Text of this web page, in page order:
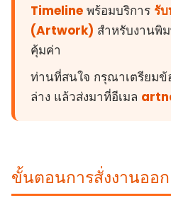
Timeline พร้อมบริการ รั
(Artwork) สำหรับงานพิ
คุ้มค่า
ท่านที่สนใจ กรุณาเตรียม
ล่าง แล้วส่งมาที่อีเมล
ขั้นตอนการสั่งงานออ